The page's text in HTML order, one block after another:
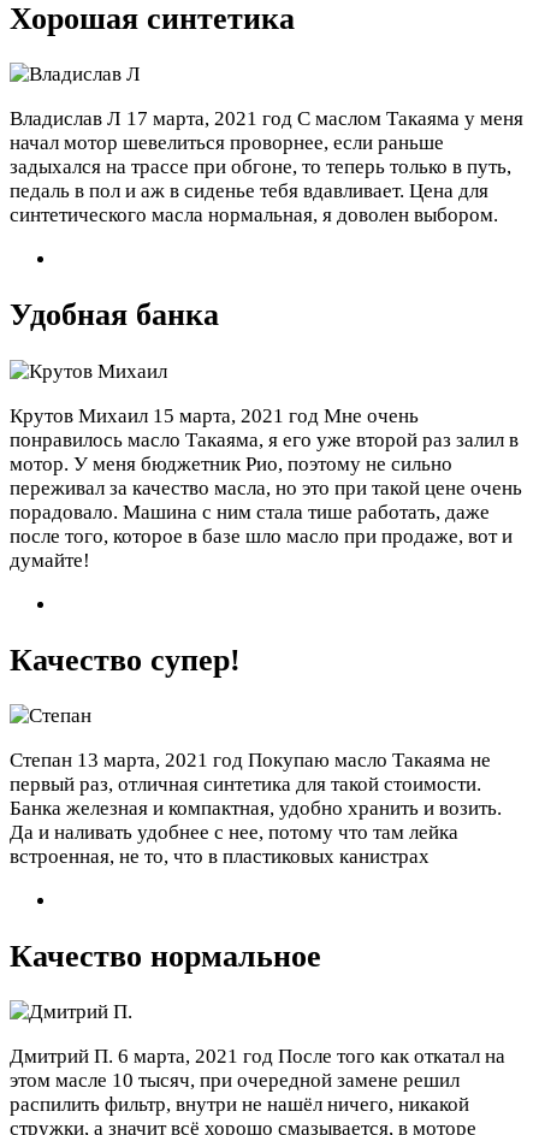
Хорошая синтетика
Владислав Л 17 марта, 2021 год С маслом Такаяма у меня
начал мотор шевелиться проворнее, если раньше
задыхался на трассе при обгоне, то теперь только в путь,
педаль в пол и аж в сиденье тебя вдавливает. Цена для
синтетического масла нормальная, я доволен выбором.
Удобная банка
Крутов Михаил 15 марта, 2021 год Мне очень
понравилось масло Такаяма, я его уже второй раз залил в
мотор. У меня бюджетник Рио, поэтому не сильно
переживал за качество масла, но это при такой цене очень
порадовало. Машина с ним стала тише работать, даже
после того, которое в базе шло масло при продаже, вот и
думайте!
Качество супер!
Степан 13 марта, 2021 год Покупаю масло Такаяма не
первый раз, отличная синтетика для такой стоимости.
Банка железная и компактная, удобно хранить и возить.
Да и наливать удобнее с нее, потому что там лейка
встроенная, не то, что в пластиковых канистрах
Качество нормальное
Дмитрий П. 6 марта, 2021 год После того как откатал на
этом масле 10 тысяч, при очередной замене решил
распилить фильтр, внутри не нашёл ничего, никакой
стружки, а значит всё хорошо смазывается, в моторе